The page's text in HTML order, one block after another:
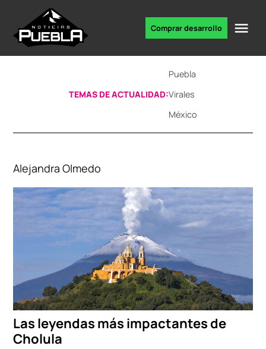
content
Comprar desarrollo
TEMAS DE ACTUALIDAD:
Puebla
Virales
México
Alejandra Olmedo
Las leyendas más impactantes de
Cholula